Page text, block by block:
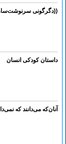
((دگرگونی
داستان کودکی انسان
آنان‌که می‌دانند که